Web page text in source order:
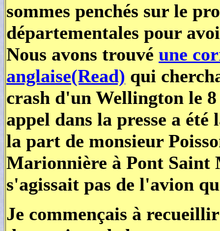
sommes penchés sur le
départementales pour
Nous avons trouvé une
anglaise(Read) qui
crash d'un Wellington le 8
appel dans la presse a
la part de monsieur
Marionnière à Pont
s'agissait pas de l'avion
Je commençais à